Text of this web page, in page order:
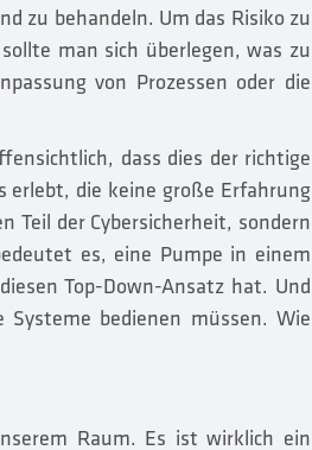
zu behandeln. Um das Risiko zu
man sich überlegen, was zu
von Prozessen oder die
dass dies der richtige
erlebt, die keine große Erfahrung
Teil der Cybersicherheit, sondern
es, eine Pumpe in einem
Top-Down-Ansatz hat. Und
bedienen müssen. Wie
Raum. Es ist wirklich ein